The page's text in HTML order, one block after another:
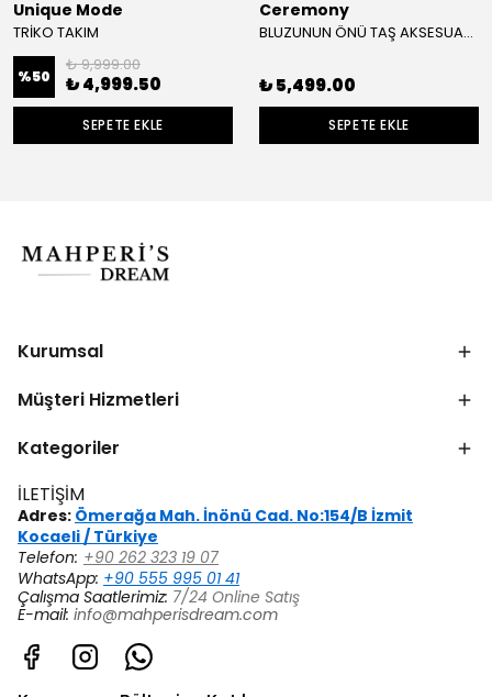
Unique Mode
TRİKO TAKIM
%50
₺ 9,999.00
₺ 4,999.50
SEPETE EKLE
Ceremony
BLUZUNUN ÖNÜ TAŞ AKSESUAR VE DÜĞME DETAYLI ETEĞİ YANDAN DÜĞMELİ CUPRA TAKIM
₺ 5,499.00
SEPETE EKLE
Kurumsal
Müşteri Hizmetleri
Kategoriler
İLETİŞİM
Adres: Ömerağa Mah. İnönü Cad. No:154/B İzmit
Kocaeli / Türkiye
Telefon: +90 262 323 19 07
WhatsApp: +90 555 995 01 41
Çalışma Saatlerimiz: 7/24 Online Satış
E-mail: info@mahperisdream.com